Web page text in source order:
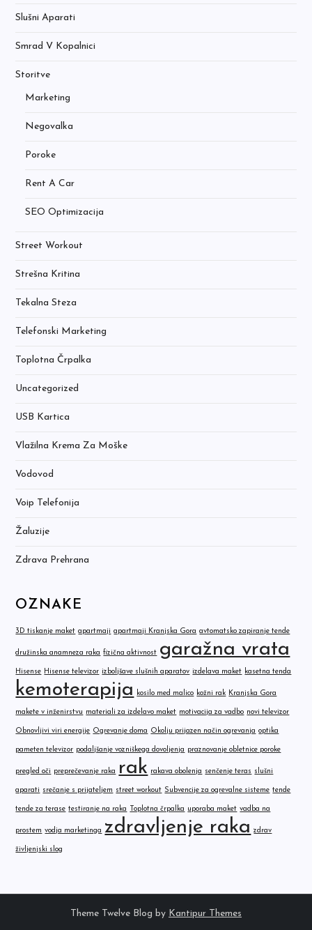
Slušni Aparati
Smrad V Kopalnici
Storitve
Marketing
Negovalka
Poroke
Rent A Car
SEO Optimizacija
Street Workout
Strešna Kritina
Tekalna Steza
Telefonski Marketing
Toplotna Črpalka
Uncategorized
USB Kartica
Vlažilna Krema Za Moške
Vodovod
Voip Telefonija
Žaluzije
Zdrava Prehrana
OZNAKE
3D tiskanje maket apartmaji apartmaji Kranjska Gora avtomatsko zapiranje tende
družinska anamneza raka fizična aktivnost garažna vrata
Hisense Hisense televizor izboljšave slušnih aparatov izdelava maket kasetna tenda
kemoterapija kosilo med malico kožni rak Kranjska Gora
makete v inženirstvu materiali za izdelavo maket motivacija za vadbo novi televizor
Obnovljivi viri energije Ogrevanje doma Okolju prijazen način ogrevanja optika
pameten televizor podaljšanje vozniškega dovoljenja praznovanje obletnice poroke
pregled oči preprečevanje raka rak rakava obolenja senčenje teras slušni
aparati srečanje s prijateljem street workout Subvencije za ogrevalne sisteme tende
tende za terase testiranje na raka Toplotna črpalka uporaba maket vadba na
prostem vodja marketinga zdravljenje raka zdrav
življenjski slog
Theme Twelve Blog by Kantipur Themes